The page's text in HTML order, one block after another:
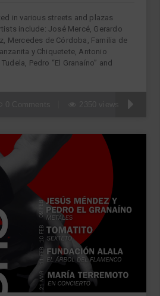
in various streets and plazas
include: José Mercé, Gerardo
Mercedes de Córdoba, Familia de
y Chiquetete, Antonio
Pedro “El Granaíno” and